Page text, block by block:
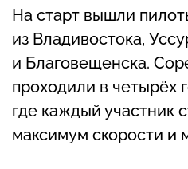
На старт вышли
из Владивостока,
и Благовещенска.
проходили в четырёх
где каждый участник
максимум скорости и